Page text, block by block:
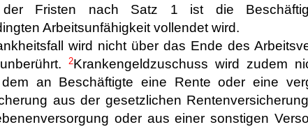
der Fristen nach Satz 1 ist die
Arbeitsunfähigkeit vollendet wird.
wird nicht über das Ende des
2Krankengeldzuschuss wird zudem
an Beschäftigte eine Rente oder eine
aus der gesetzlichen
oder aus einer sonstigen